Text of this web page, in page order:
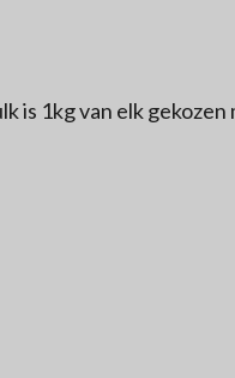
is 1kg van elk gekozen